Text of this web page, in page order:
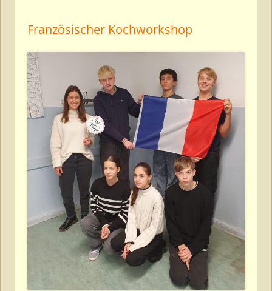
Französischer Kochworkshop